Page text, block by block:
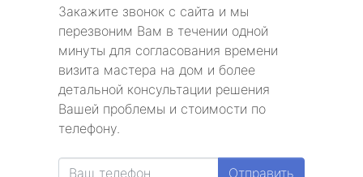
Закажите звонок с сайта и мы
перезвоним Вам в течении одной
минуты для согласования времени
визита мастера на дом и более
детальной консультации решения
Вашей проблемы и стоимости по
телефону.
Отправить